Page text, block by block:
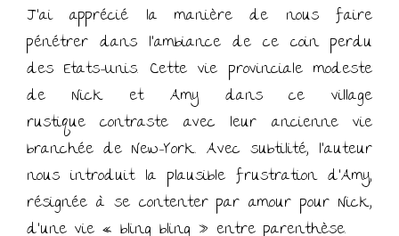
J’ai apprécié la manière de nous faire
pénétrer dans l’ambiance de ce coin perdu
des Etats-Unis. Cette vie provinciale modeste
de Nick et Amy dans ce village
rustique contraste avec leur ancienne vie
branchée de New-York. Avec subtilité, l’auteur
nous introduit la plausible frustration d’Amy,
résignée à se contenter par amour pour Nick,
d’une vie « bling bling » entre parenthèse.